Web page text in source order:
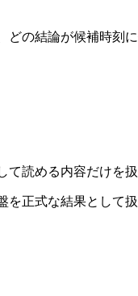
の結論が候補時刻
読める内容だけを扱
正式な結果として扱